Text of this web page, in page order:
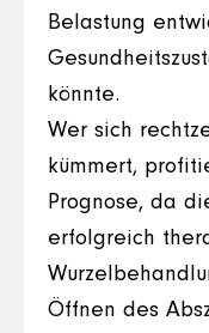
Belastung
könnte.
Wer sich
kümmert,
Prognose, da
erfolgreich
Öffnen des